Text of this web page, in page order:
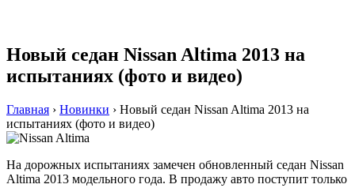
Новый седан Nissan Altima 2013 на
испытаниях (фото и видео)
Главная › Новинки › Новый седан Nissan Altima 2013 на
испытаниях (фото и видео)
На дорожных испытаниях замечен обновленный седан Nissan
Altima 2013 модельного года. В продажу авто поступит только